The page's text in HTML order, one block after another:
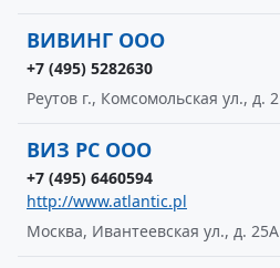
ВИВИНГ ООО
+7 (495) 5282630
Реутов г., Комсомольская ул., д. 2
ВИЗ РС ООО
+7 (495) 6460594
http://www.atlantic.pl
Москва, Ивантеевская ул., д. 25А